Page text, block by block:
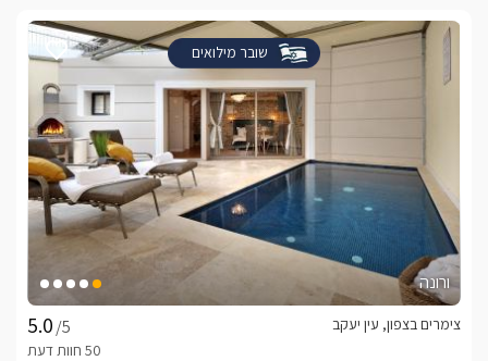
שובר מילואים
ורונה
/5
צימרים בצפון, עין יעקב